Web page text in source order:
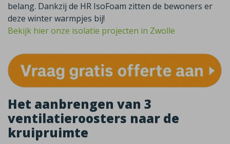
belang. Dankzij de HR IsoFoam zitten de bewoners er
deze winter warmpjes bij!
Bekijk hier onze isolatie projecten in Zwolle
Het aanbrengen van 3
ventilatieroosters naar de
kruipruimte